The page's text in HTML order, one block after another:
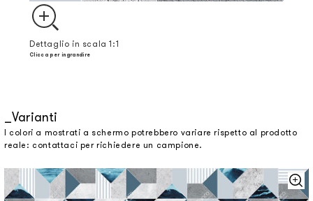
Dettaglio in scala 1:1
Clicca per ingrandire
Varianti
I colori a mostrati a schermo potrebbero variare rispetto al prodotto
reale: contattaci per richiedere un campione.